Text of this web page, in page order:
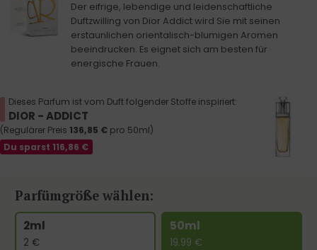
Der eifrige, lebendige und leidenschaftliche
Duftzwilling von Dior Addict wird Sie mit seinen
erstaunlichen orientalisch-blumigen Aromen
beeindrucken. Es eignet sich am besten für
energische Frauen.
Dieses Parfum ist vom Duft folgender Stoffe inspiriert:
DIOR - ADDICT
(Regulärer Preis 136,85 € pro 50ml)
Du sparst 116,86 €
Parfümgröße wählen:
2ml
2 €
50ml
19.99 €